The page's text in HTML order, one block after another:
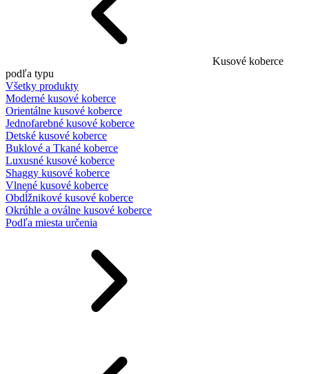
Kusové koberce
podľa typu
Všetky produkty
Moderné kusové koberce
Orientálne kusové koberce
Jednofarebné kusové koberce
Detské kusové koberce
Buklové a Tkané koberce
Luxusné kusové koberce
Shaggy kusové koberce
Vlnené kusové koberce
Obdĺžnikové kusové koberce
Okrúhle a oválne kusové koberce
Podľa miesta určenia